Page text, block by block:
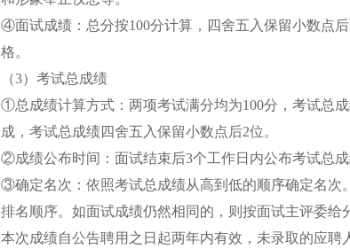
④面试成绩：总分按100分计算，四舍五入保留小数点
格。
（3）考试总成绩
①总成绩计算方式：两项考试满分均为100分，考试总
成，考试总成绩四舍五入保留小数点后2位。
②成绩公布时间：面试结束后3个工作日内公布考试总成
③确定名次：依照考试总成绩从高到低的顺序确定名次
排名顺序。如面试成绩仍然相同的，则按面试主评委给
本次成绩自公告聘用之日起两年内有效，未录取的应